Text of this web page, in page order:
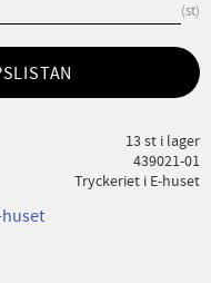
st
13 st i lager
439021-01
Tryckeriet i E-huset